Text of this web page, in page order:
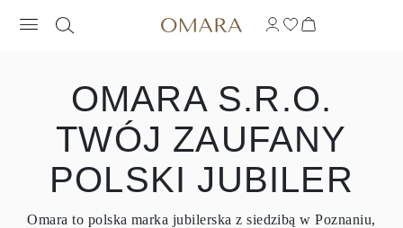
OMARA S.R.O.
TWÓJ ZAUFANY
POLSKI JUBILER
Omara to polska marka jubilerska z siedzibą w Poznaniu,